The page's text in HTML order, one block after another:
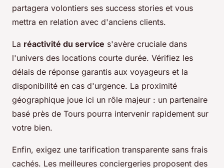
partagera volontiers ses success stories et vous
mettra en relation avec d'anciens clients.
La réactivité du service s'avère cruciale dans
l'univers des locations courte durée. Vérifiez les
délais de réponse garantis aux voyageurs et la
disponibilité en cas d'urgence. La proximité
géographique joue ici un rôle majeur : un partenaire
basé près de Tours pourra intervenir rapidement sur
votre bien.
Enfin, exigez une tarification transparente sans frais
cachés. Les meilleures conciergeries proposent des